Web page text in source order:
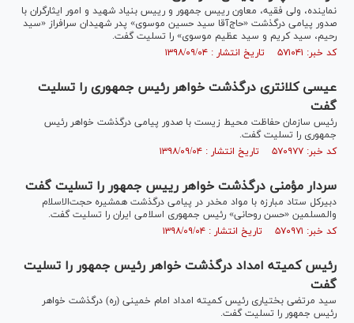
نماینده، ولی فقیه، معاون رییس جمهور و رییس بنیاد شهید و امور ایثارگران با
صدور پیامی درگذشت «حاج‌آقا سید حسین موسوی» پدر شهیدان سرافراز «سید
رحیم، سید کریم و سید عظیم موسوی» را تسلیت گفت.
کد خبر: ۵۷۱۰۴۱ تاریخ انتشار : ۱۳۹۸/۰۹/۰۴
عیسی کلانتری درگذشت خواهر رئیس جمهوری را تسلیت
گفت
رئیس سازمان حفاظت محیط زیست با صدور پیامی درگذشت خواهر رئیس
جمهوری را تسلیت گفت.
کد خبر: ۵۷۰۹۷۷ تاریخ انتشار : ۱۳۹۸/۰۹/۰۴
سردار مؤمنی درگذشت خواهر رییس جمهور را تسلیت گفت
دبیرکل ستاد مبارزه با مواد مخدر در پیامی درگذشت همشیره حجت‌الاسلام
والمسلمین «حسن روحانی» رئیس جمهوری اسلامی ایران را تسلیت گفت.
کد خبر: ۵۷۰۹۷۱ تاریخ انتشار : ۱۳۹۸/۰۹/۰۴
رئیس کمیته امداد درگذشت خواهر رئیس جمهور را تسلیت
گفت
سید مرتضی بختیاری رئیس کمیته امداد امام خمینی (ره) درگذشت خواهر
رئیس جمهور را تسلیت گفت.